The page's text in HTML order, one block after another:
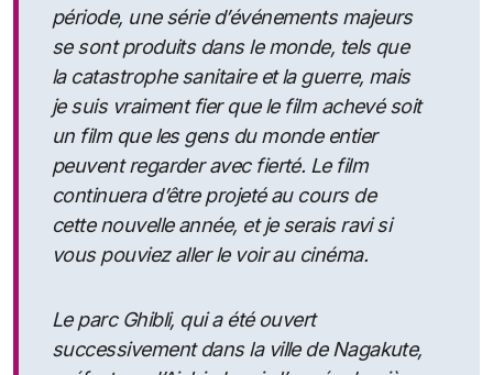
période, une série d’événements majeurs
se sont produits dans le monde, tels que
la catastrophe sanitaire et la guerre, mais
je suis vraiment fier que le film achevé soit
un film que les gens du monde entier
peuvent regarder avec fierté. Le film
continuera d’être projeté au cours de
cette nouvelle année, et je serais ravi si
vous pouviez aller le voir au cinéma.
Le parc Ghibli, qui a été ouvert
successivement dans la ville de Nagakute,